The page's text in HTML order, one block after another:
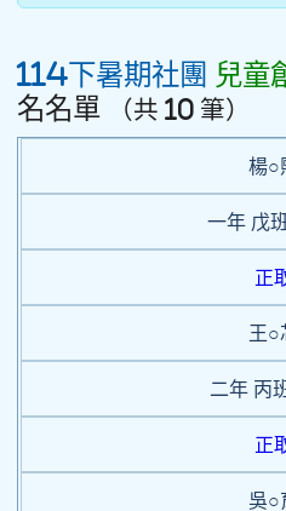
114下暑期社團 兒童
名名單
（共 10 筆）
楊○
一年 戊
正
王○
二年 丙
正
吳○